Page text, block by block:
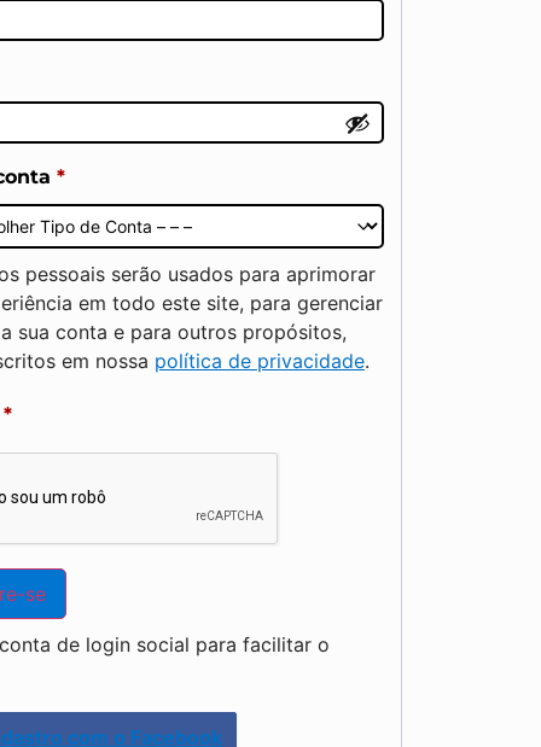
*
pessoais serão usados para aprimorar
em todo este site, para gerenciar
sua conta e para outros propósitos,
em nossa política de privacidade.
*
se
de login social para facilitar o
com o Facebook